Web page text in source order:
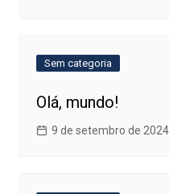
Sem categoria
Olá, mundo!
9 de setembro de 2024